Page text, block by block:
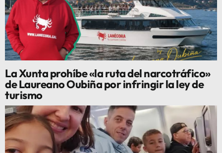
La Xunta prohíbe «la ruta del narcotráfico»
de Laureano Oubiña por infringir la ley de
turismo